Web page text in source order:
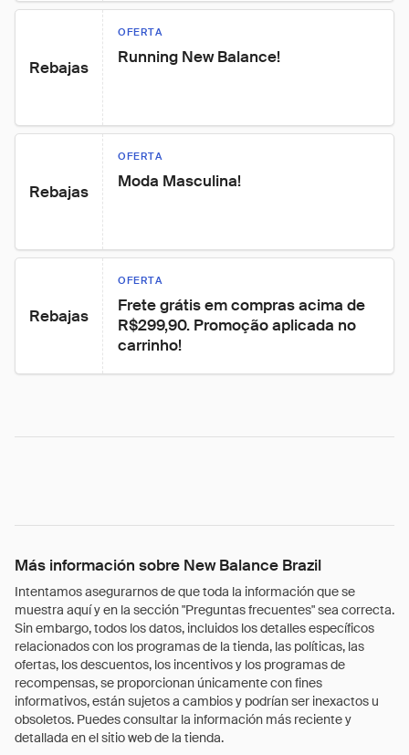
Rebajas
OFERTA
Running New Balance!
Rebajas
OFERTA
Moda Masculina!
Rebajas
OFERTA
Frete grátis em compras acima de
R$299,90. Promoção aplicada no
carrinho!
Más información sobre New Balance Brazil
Intentamos asegurarnos de que toda la información que se
muestra aquí y en la sección "Preguntas frecuentes" sea correcta.
Sin embargo, todos los datos, incluidos los detalles específicos
relacionados con los programas de la tienda, las políticas, las
ofertas, los descuentos, los incentivos y los programas de
recompensas, se proporcionan únicamente con fines
informativos, están sujetos a cambios y podrían ser inexactos u
obsoletos. Puedes consultar la información más reciente y
detallada en el sitio web de la tienda.